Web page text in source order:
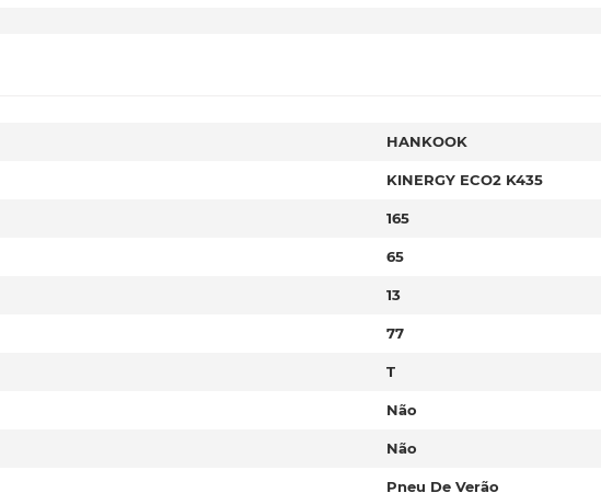
HANKOOK
KINERGY ECO2 K435
165
65
13
77
T
Não
Não
Pneu De Verão